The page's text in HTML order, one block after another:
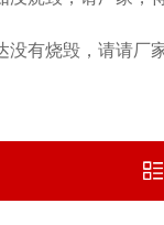
有烧毁，请请厂